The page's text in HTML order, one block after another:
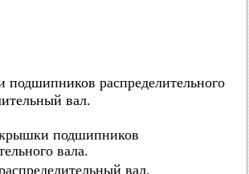
распределительного
вал.
подшипников
вала.
вал.